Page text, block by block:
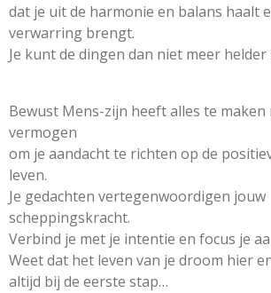
dat je uit de harmonie en balans haalt
verwarring brengt.
Je kunt de dingen dan niet meer helder
Bewust Mens-zijn heeft alles te maken
vermogen
om je aandacht te richten op de
leven.
Je gedachten vertegenwoordigen jouw
scheppingskracht.
Verbind je met je intentie en focus je
Weet dat het leven van je droom hier
altijd bij de eerste stap…